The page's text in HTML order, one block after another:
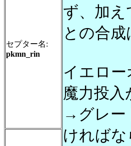
ず、加
との合成
イエロ
魔力投
→グレー
ければ
セプター名:
pkmn_rin